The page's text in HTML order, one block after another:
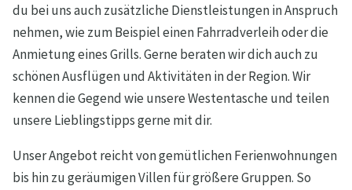
du bei uns auch zusätzliche Dienstleistungen in Anspruch
nehmen, wie zum Beispiel einen Fahrradverleih oder die
Anmietung eines Grills. Gerne beraten wir dich auch zu
schönen Ausflügen und Aktivitäten in der Region. Wir
kennen die Gegend wie unsere Westentasche und teilen
unsere Lieblingstipps gerne mit dir.
Unser Angebot reicht von gemütlichen Ferienwohnungen
bis hin zu geräumigen Villen für größere Gruppen. So